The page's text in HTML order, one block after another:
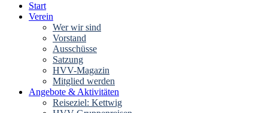
Start
Verein
Wer wir sind
Vorstand
Ausschüsse
Satzung
HVV-Magazin
Mitglied werden
Angebote & Aktivitäten
Reiseziel: Kettwig